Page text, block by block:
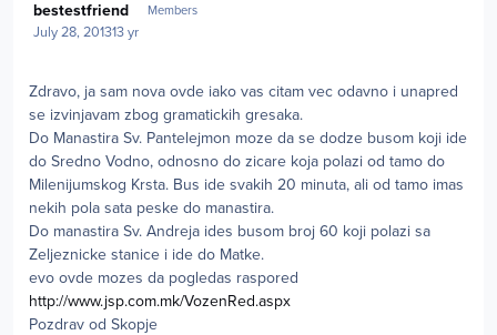
bestestfriend Members
July 28, 201313 yr
Zdravo, ja sam nova ovde iako vas citam vec odavno i unapred
se izvinjavam zbog gramatickih gresaka.
Do Manastira Sv. Pantelejmon moze da se dodze busom koji ide
do Sredno Vodno, odnosno do zicare koja polazi od tamo do
Milenijumskog Krsta. Bus ide svakih 20 minuta, ali od tamo imas
nekih pola sata peske do manastira.
Do manastira Sv. Andreja ides busom broj 60 koji polazi sa
Zeljeznicke stanice i ide do Matke.
evo ovde mozes da pogledas raspored
http://www.jsp.com.mk/VozenRed.aspx
Pozdrav od Skopje